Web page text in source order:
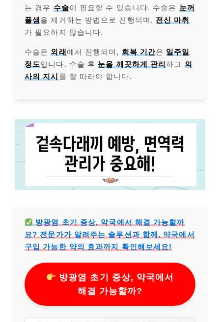
는 경우 수술이 필요할 수 있습니다. 수술은 눈꺼
풀샘 을 제거하는 방법으로 진행되며, 전신 마취
가 필요하지 않습니다.
수술은 외래 에서 진행되며, 회복 기간은 일주일
정도입니다. 수술 후 눈을 깨끗하게 관리하고 의
사의 지시 를 잘 따라야 합니다.
방광염 초기 증상, 약국에서 해결 가능할까
요? 전문가가 알려주는 솔루션과 함께, 약국에서
구입 가능한 약의 효과까지 확인해보세요!
방광염 초기 증상, 약국에서
해결 가능할까?